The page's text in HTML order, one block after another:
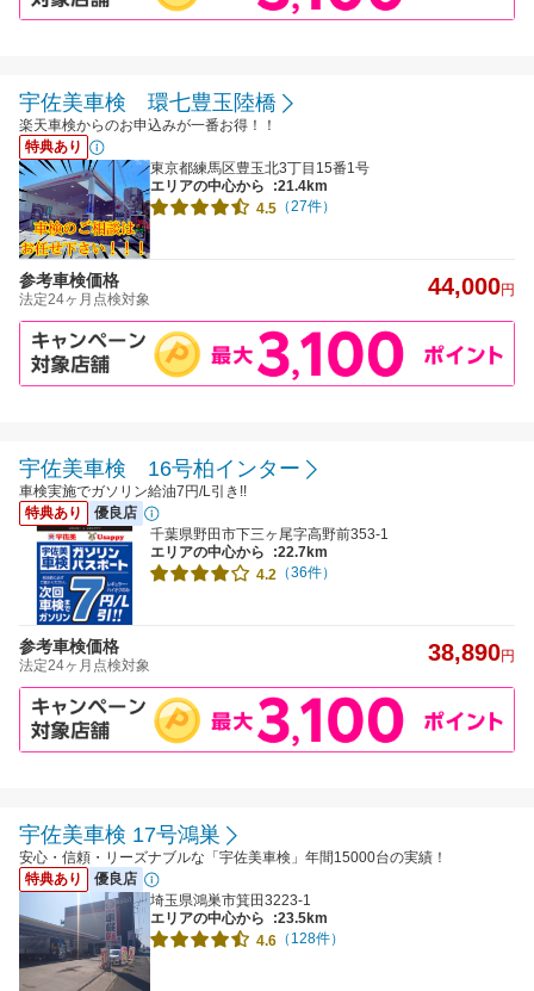
宇佐美車検 環七豊玉陸橋
楽天車検からのお申込みが一番お得！！
特典あり
東京都練馬区豊玉北3丁目15番1号
エリアの中心から
:21.4km
4.5 （27件）
参考車検価格
法定24ヶ月点検対象 44,000円
宇佐美車検 16号柏インター
車検実施でガソリン給油7円/L引き!!
特典あり
優良店
千葉県野田市下三ヶ尾字高野前353-1
エリアの中心から
:22.7km
4.2 （36件）
参考車検価格
法定24ヶ月点検対象 38,890円
宇佐美車検 17号鴻巣
安心・信頼・リーズナブルな「宇佐美車検」年間15000台の実績！
特典あり
優良店
埼玉県鴻巣市箕田3223-1
エリアの中心から
:23.5km
4.6 （128件）